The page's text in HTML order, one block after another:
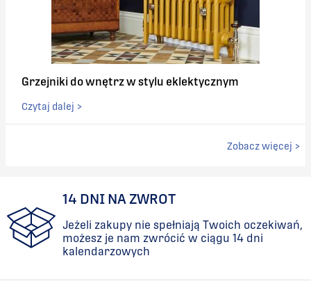
Grzejniki do wnętrz w stylu eklektycznym
Czytaj dalej >
Zobacz więcej >
14 DNI NA ZWROT
Jeżeli zakupy nie spełniają Twoich oczekiwań,
możesz je nam zwrócić w ciągu 14 dni
kalendarzowych